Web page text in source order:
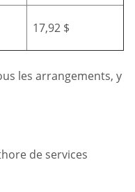
17,92 $
les arrangements, y
de services